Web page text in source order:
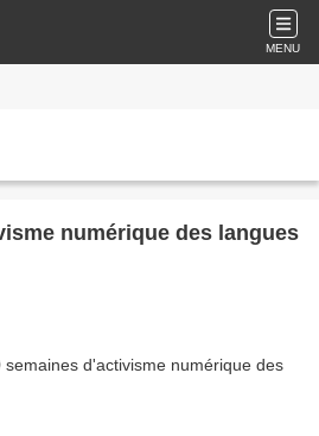
MENU
numérique des langues